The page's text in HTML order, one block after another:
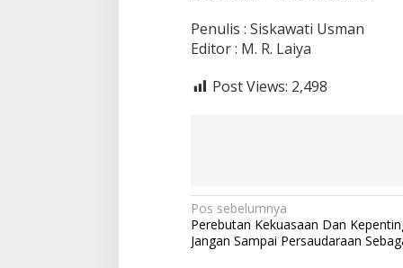
Penulis : Siskawati Usman
Editor : M. R. Laiya
Post Views: 2,498
N
a
Pos sebelumnya
Perebutan Kekuasaan Dan
Jangan Sampai Persaudaraan